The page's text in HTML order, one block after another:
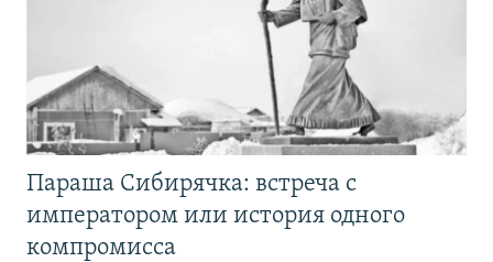
Параша Сибирячка: встреча с
императором или история одного
компромисса